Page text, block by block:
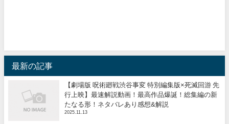
最新の記事
【劇場版 呪術廻戦渋谷事変 特別編集版×死滅回游 先
行上映】最速解説動画！最高作品爆誕！総集編の新
たなる形！ネタバレあり感想&解説
2025.11.13